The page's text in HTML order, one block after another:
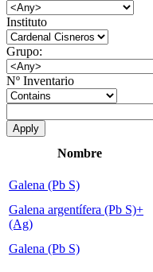
Instituto
Grupo:
Nº Inventario
Nombre
Galena (Pb S)
Galena argentífera (Pb S)+
(Ag)
Galena (Pb S)